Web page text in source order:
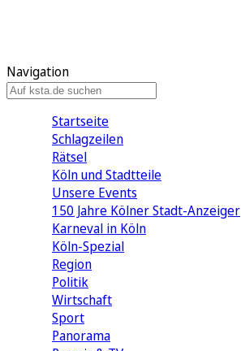
Navigation
Startseite
Schlagzeilen
Rätsel
Köln und Stadtteile
Unsere Events
150 Jahre Kölner Stadt-Anzeiger
Karneval in Köln
Köln-Spezial
Region
Politik
Wirtschaft
Sport
Panorama